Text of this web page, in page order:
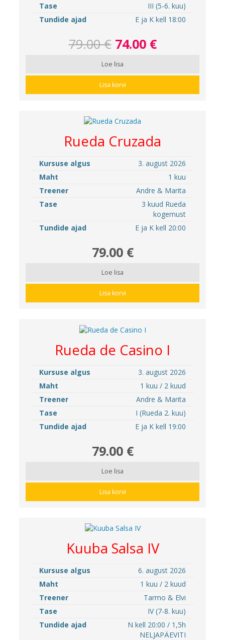
Tase
III (5-6. kuu)
Tundide ajad
E ja K kell 18:00
79.00 € 74.00 €
Loe lisa
Lisa korvi
Rueda Cruzada
Kursuse algus
3. august 2026
Maht
1 kuu
Treener
Andre & Marita
Tase
3 kuud Rueda
kogemust
Tundide ajad
E ja K kell 20:00
79.00 €
Loe lisa
Lisa korvi
Rueda de Casino I
Kursuse algus
3. august 2026
Maht
1 kuu / 2 kuud
Treener
Andre & Marita
Tase
I (Rueda 2. kuu)
Tundide ajad
E ja K kell 19:00
79.00 €
Loe lisa
Lisa korvi
Kuuba Salsa IV
Kursuse algus
6. august 2026
Maht
1 kuu / 2 kuud
Treener
Tarmo & Elvi
Tase
IV (7-8. kuu)
Tundide ajad
N kell 20:00 / 1,5h
NELJAPÄEVITI